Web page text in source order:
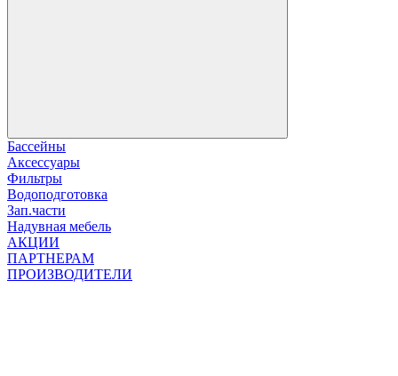
Бассейны
Аксессуары
Фильтры
Водоподготовка
Зап.части
Надувная мебель
АКЦИИ
ПАРТНЕРАМ
ПРОИЗВОДИТЕЛИ